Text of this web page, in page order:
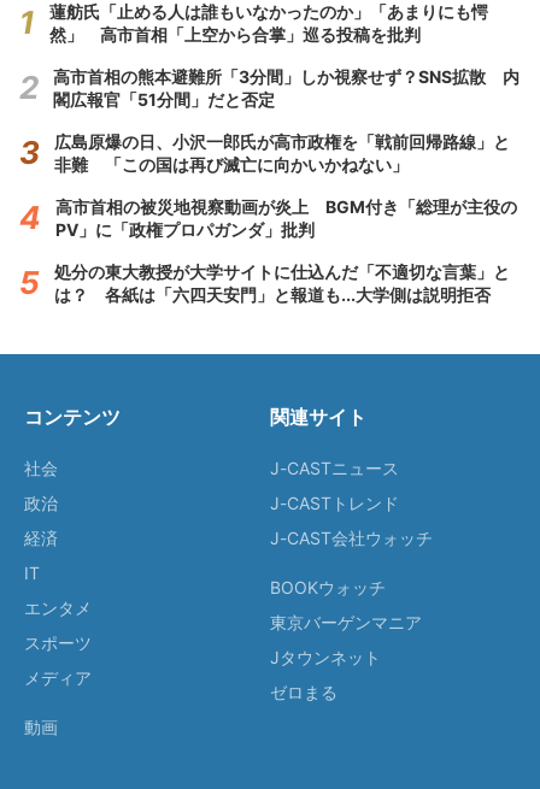
蓮舫氏「止める人は誰もいなかったのか」「あまりにも愕
然」 高市首相「上空から合掌」巡る投稿を批判
高市首相の熊本避難所「3分間」しか視察せず？SNS拡散 内
閣広報官「51分間」だと否定
広島原爆の日、小沢一郎氏が高市政権を「戦前回帰路線」と
非難 「この国は再び滅亡に向かいかねない」
高市首相の被災地視察動画が炎上 BGM付き「総理が主役の
PV」に「政権プロパガンダ」批判
処分の東大教授が大学サイトに仕込んだ「不適切な言葉」と
は？ 各紙は「六四天安門」と報道も...大学側は説明拒否
コンテンツ
社会
政治
経済
IT
エンタメ
スポーツ
メディア
動画
関連サイト
J-CASTニュース
J-CASTトレンド
J-CAST会社ウォッチ
BOOKウォッチ
東京バーゲンマニア
Jタウンネット
ゼロまる